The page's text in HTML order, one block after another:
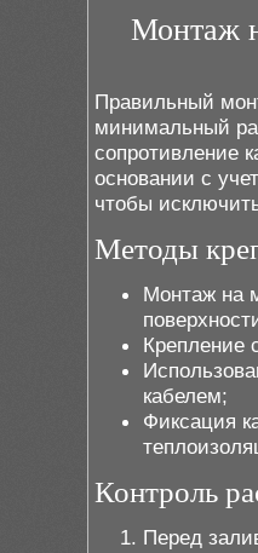
Монтаж
Правильный
минимальный
сопротивление
основании с
чтобы
Методы
Монтаж на
Крепление
кабелем;
Фиксация
Контроль
Перед